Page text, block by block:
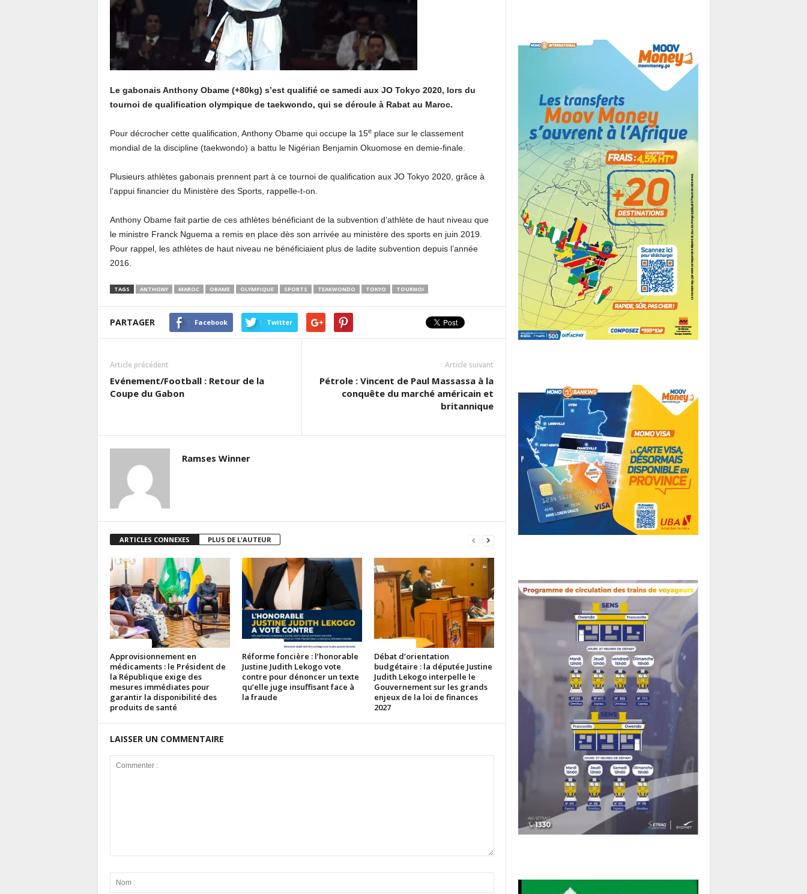
Le gabonais Anthony Obame (+80kg) s’est qualifié ce samedi aux JO Tokyo 2020, lors du
tournoi de qualification olympique de taekwondo, qui se déroule à Rabat au Maroc.
Pour décrocher cette qualification, Anthony Obame qui occupe la 15eplace sur le classement
mondial de la discipline (taekwondo) a battu le Nigérian Benjamin Okuomose en demie-finale.
Plusieurs athlètes gabonais prennent part à ce tournoi de qualification aux JO Tokyo 2020, grâce à
l’appui financier du Ministère des Sports, rappelle-t-on.
Anthony Obame fait partie de ces athlètes bénéficiant de la subvention d’athlète de haut niveau que
le ministre Franck Nguema a remis en place dès son arrivée au ministère des sports en juin 2019.
Pour rappel, les athlètes de haut niveau ne bénéficiaient plus de ladite subvention depuis l’année
2016.
TAGS ANTHONY MAROC OBAME OLYMPIQUE SPORTS TEAKWONDO TOKYO TOURNOI
PARTAGER Facebook Twitter
Article précédent
Evénement/Football : Retour de la
Coupe du Gabon
Article suivant
Pétrole : Vincent de Paul Massassa à la
conquête du marché américain et
britannique
Ramses Winner
ARTICLES CONNEXES PLUS DE L'AUTEUR
Approvisionnement en
médicaments : le Président de
la République exige des
mesures immédiates pour
garantir la disponibilité des
produits de santé
Réforme foncière : l’honorable
Justine Judith Lekogo vote
contre pour dénoncer un texte
qu’elle juge insuffisant face à
la fraude
Débat d’orientation
budgétaire : la députée Justine
Judith Lekogo interpelle le
Gouvernement sur les grands
enjeux de la loi de finances
2027
LAISSER UN COMMENTAIRE